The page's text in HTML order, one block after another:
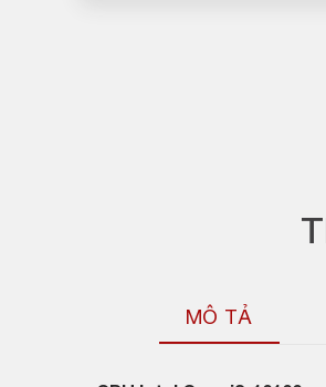
MÔ TẢ